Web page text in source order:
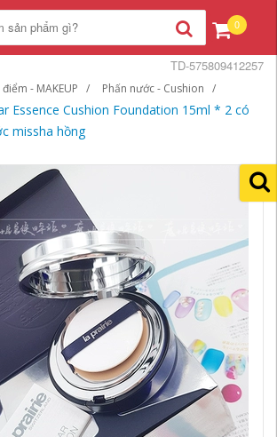
0
- MAKEUP Phấn nước - Cushion
Essence Cushion Foundation 15ml * 2 có
missha hồng
TD-575809412257